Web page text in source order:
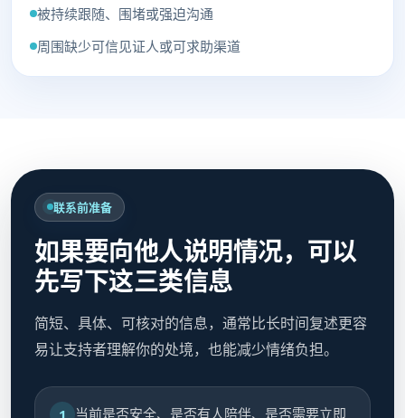
被持续跟随、围堵或强迫沟通
周围缺少可信见证人或可求助渠道
联系前准备
如果要向他人说明情况，可以
先写下这三类信息
简短、具体、可核对的信息，通常比长时间复述更容
易让支持者理解你的处境，也能减少情绪负担。
1 当前是否安全、是否有人陪伴、是否需要立即